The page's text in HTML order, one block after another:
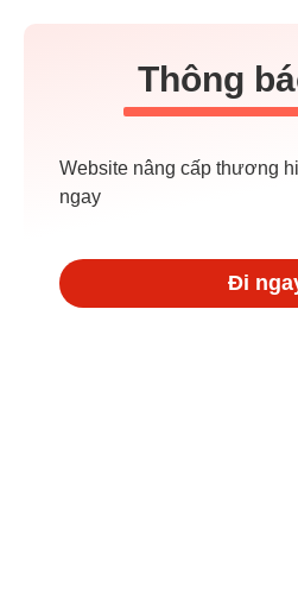
Thông
Website nâng cấp thương
ngay
Đi